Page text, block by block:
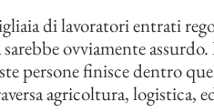
di lavoratori entrati
ovviamente
persone finisce dentro
agricoltura, logistica,